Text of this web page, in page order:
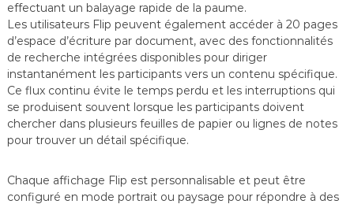
effectuant un balayage rapide de la paume.
Les utilisateurs Flip peuvent également accéder à 20 pages
d’espace d’écriture par document, avec des fonctionnalités
de recherche intégrées disponibles pour diriger
instantanément les participants vers un contenu spécifique.
Ce flux continu évite le temps perdu et les interruptions qui
se produisent souvent lorsque les participants doivent
chercher dans plusieurs feuilles de papier ou lignes de notes
pour trouver un détail spécifique.
Chaque affichage Flip est personnalisable et peut être
configuré en mode portrait ou paysage pour répondre à des